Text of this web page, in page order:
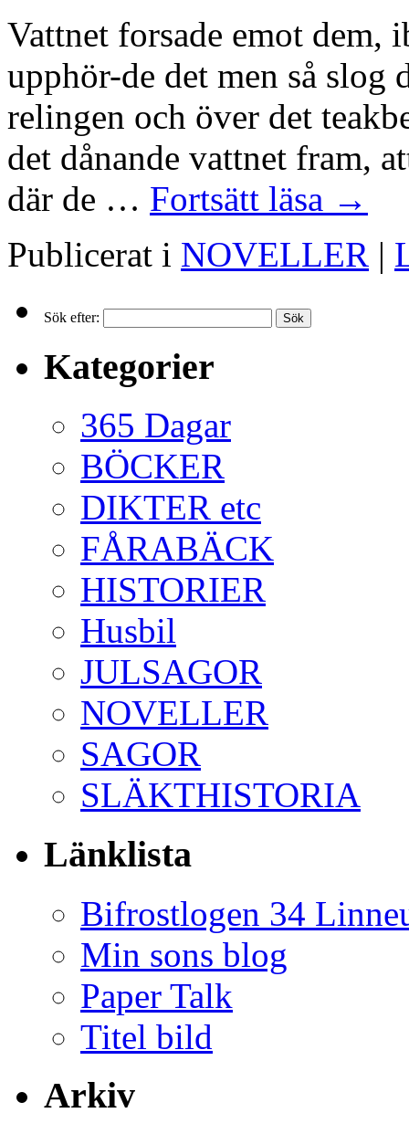
Vattnet forsade emot dem,
upphör-de det men så
relingen och över det
det dånande vattnet fram,
där de … Fortsätt läsa →
Publicerat i NOVELLER |
Sök efter:
Kategorier
365 Dagar
BÖCKER
DIKTER etc
FÅRABÄCK
HISTORIER
Husbil
JULSAGOR
NOVELLER
SAGOR
SLÄKTHISTORIA
Länklista
Bifrostlogen 34
Min sons blog
Paper Talk
Titel bild
Arkiv